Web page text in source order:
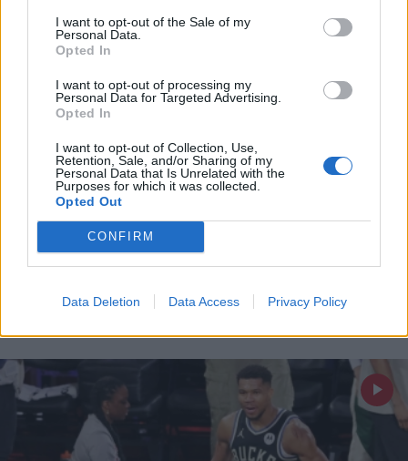
I want to opt-out of the Sale of my
Personal Data.
Opted In
I want to opt-out of processing my
Personal Data for Targeted Advertising.
Opted In
I want to opt-out of Collection, Use,
Retention, Sale, and/or Sharing of my
Personal Data that Is Unrelated with the
Purposes for which it was collected.
Opted Out
CONFIRM
Data Deletion Data Access Privacy Policy
ΑΘΛΗΤΙΚΑ ΝΕΑ 17.04.2026 19:45
ΧΡΗΣΤΟΣ ΜΠΑΤΑΚΑΣ
EuroLeague: Το “brain drain” του
ευρωπαϊκού μπάσκετ η αλλιώς... πως να
πείσετε τους παίκτες σας να μην πάνε στο
και την πολιτική απορρήτου
X